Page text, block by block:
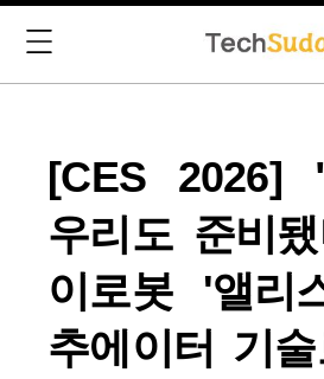
[CES 2026]
우리도 준비
이로봇 '앨리
추에이터 기